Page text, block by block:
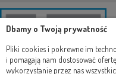
Dbamy o Twoją prywatność
Pliki cookies i pokrewne im
i pomagają nam dostosować
wykorzystanie przez nas